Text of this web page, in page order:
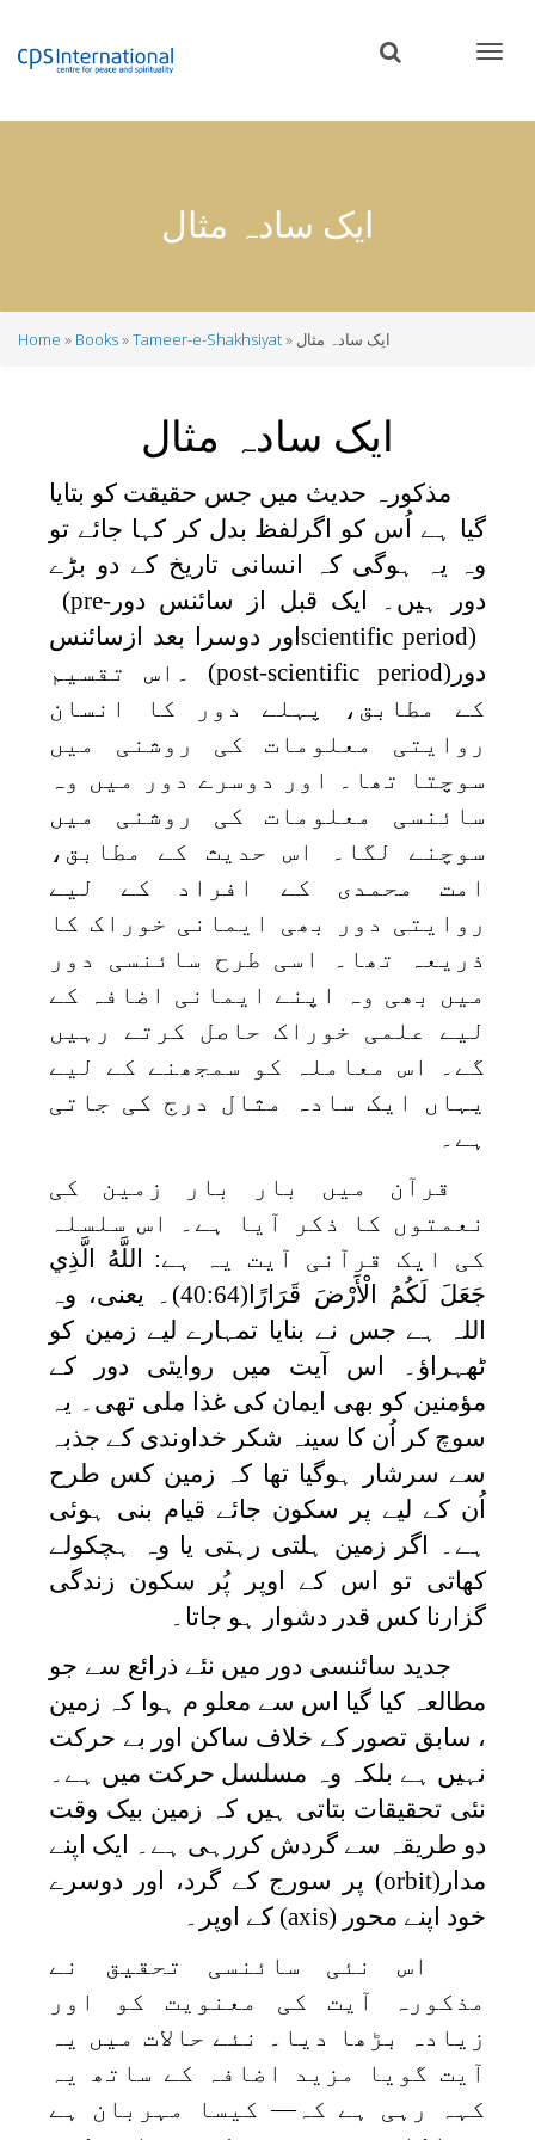
content
ایک سادہ مثال
Home Books Tameer-e-Shakhsiyat ایک سادہ مثال
ایک سادہ مثال
مذکورہ حدیث میں جس حقیقت کو بتایا
گیا ہے اُس کو اگرلفظ بدل کر کہا جائے تو
وہ یہ ہوگی کہ انسانی تاریخ کے دو بڑے
دور ہیں۔ ایک قبل از سائنس دور (pre-
scientific period) اور دوسرا بعد ازسائنس
دور (post-scientific period)
۔اس تقسیم
کے مطابق، پہلے دور کا انسان
روایتی معلومات کی روشنی میں
سوچتا تھا۔ اور دوسرے دور میں وہ
سائنسی معلومات کی روشنی میں
سوچنے لگا۔ اس حدیث کے مطابق،
امت محمدی کے افراد کے لیے
روایتی دور بھی ایمانی خوراک کا
ذریعہ تھا۔ اسی طرح سائنسی دور
میں بھی وہ اپنے ایمانی اضافہ کے
لیے علمی خوراک حاصل کرتے رہیں
گے۔ اس معاملہ کو سمجھنے کے لیے
یہاں ایک سادہ مثال درج کی جاتی
ہے۔
قرآن میں بار بار زمین کی
نعمتوں کا ذکر آیا ہے۔ اس سلسلہ
کی ایک قرآنی آیت یہ ہے:
اللَّهُ الَّذِي
جَعَلَ لَكُمُ الْأَرْضَ قَرَارًا
(40:64)۔ یعنی، وہ
اللہ ہے جس نے بنایا تمہارے لیے زمین کو
ٹھہراؤ۔ اس آیت میں روایتی دور کے
مؤمنین کو بھی ایمان کی غذا ملی تھی۔ یہ
سوچ کر اُن کا سینہ شکر خداوندی کے جذبہ
سے سرشار ہوگیا تھا کہ زمین کس طرح
اُن کے لیے پر سکون جائے قیام بنی ہوئی
ہے۔ اگر زمین ہلتی رہتی یا وہ ہچکولے
کھاتی تو اس کے اوپر پُر سکون زندگی
گزارنا کس قدر دشوار ہو جاتا۔
جدید سائنسی دور میں نئے ذرائع سے جو
مطالعہ کیا گیا اس سے معلو م ہوا کہ زمین
، سابق تصور کے خلاف ساکن اور بے حرکت
نہیں ہے بلکہ وہ مسلسل حرکت میں ہے۔
نئی تحقیقات بتاتی ہیں کہ زمین بیک وقت
دو طریقہ سے گردش کررہی ہے۔ ایک اپنے
مدار (orbit) پر سورج کے گرد، اور دوسرے
خود اپنے محور (axis) کے اوپر۔
اس نئی سائنسی تحقیق نے
مذکورہ آیت کی معنویت کو اور
زیادہ بڑھا دیا۔ نئے حالات میں یہ
آیت گویا مزید اضافہ کے ساتھ یہ
کہہ رہی ہے کہ— کیسا مہربان ہے